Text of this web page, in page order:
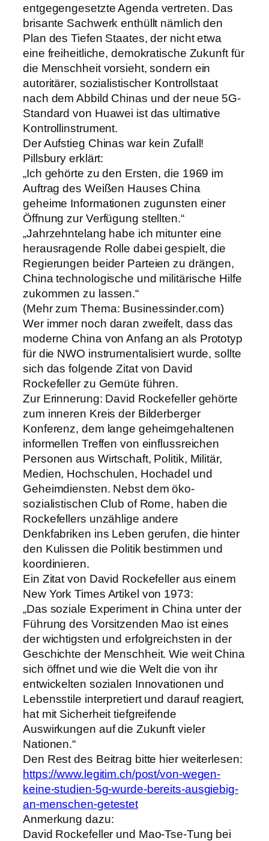
entgegengesetzte Agenda vertreten. Das
brisante Sachwerk enthüllt nämlich den
Plan des Tiefen Staates, der nicht etwa
eine freiheitliche, demokratische Zukunft für
die Menschheit vorsieht, sondern ein
autoritärer, sozialistischer Kontrollstaat
nach dem Abbild Chinas und der neue 5G-
Standard von Huawei ist das ultimative
Kontrollinstrument.
Der Aufstieg Chinas war kein Zufall!
Pillsbury erklärt:
„Ich gehörte zu den Ersten, die 1969 im
Auftrag des Weißen Hauses China
geheime Informationen zugunsten einer
Öffnung zur Verfügung stellten.“
„Jahrzehntelang habe ich mitunter eine
herausragende Rolle dabei gespielt, die
Regierungen beider Parteien zu drängen,
China technologische und militärische Hilfe
zukommen zu lassen.“
(Mehr zum Thema: Businessinder.com)
Wer immer noch daran zweifelt, dass das
moderne China von Anfang an als Prototyp
für die NWO instrumentalisiert wurde, sollte
sich das folgende Zitat von David
Rockefeller zu Gemüte führen.
Zur Erinnerung: David Rockefeller gehörte
zum inneren Kreis der Bilderberger
Konferenz, dem lange geheimgehaltenen
informellen Treffen von einflussreichen
Personen aus Wirtschaft, Politik, Militär,
Medien, Hochschulen, Hochadel und
Geheimdiensten. Nebst dem öko-
sozialistischen Club of Rome, haben die
Rockefellers unzählige andere
Denkfabriken ins Leben gerufen, die hinter
den Kulissen die Politik bestimmen und
koordinieren.
Ein Zitat von David Rockefeller aus einem
New York Times Artikel von 1973:
„Das soziale Experiment in China unter der
Führung des Vorsitzenden Mao ist eines
der wichtigsten und erfolgreichsten in der
Geschichte der Menschheit. Wie weit China
sich öffnet und wie die Welt die von ihr
entwickelten sozialen Innovationen und
Lebensstile interpretiert und darauf reagiert,
hat mit Sicherheit tiefgreifende
Auswirkungen auf die Zukunft vieler
Nationen.“
Den Rest des Beitrag bitte hier weiterlesen:
https://www.legitim.ch/post/von-wegen-
keine-studien-5g-wurde-bereits-ausgiebig-
an-menschen-getestet
Anmerkung dazu:
David Rockefeller und Mao-Tse-Tung bei